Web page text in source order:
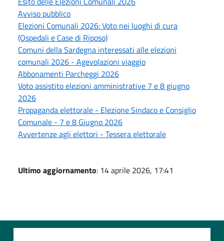
Avviso pubblico
Elezioni Comunali 2026: Voto nei luoghi di cura
(Ospedali e Case di Riposo)
Comuni della Sardegna interessati alle elezioni
comunali 2026 - Agevolazioni viaggio
Abbonamenti Parcheggi 2026
Voto assistito elezioni amministrative 7 e 8 giugno
2026
Propaganda elettorale - Elezione Sindaco e Consiglio
Comunale - 7 e 8 Giugno 2026
Avvertenze agli elettori - Tessera elettorale
Ultimo aggiornamento: 14 aprile 2026, 17:41